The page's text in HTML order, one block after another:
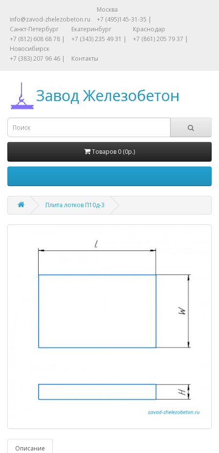
info@zavod-zhelezobeton.ru
Москва
+7 (495)145-31-35 |
Санкт-Петербург
+7 (812) 608 68 78 |
Екатеринбург
+7 (343) 235 49 31 |
Краснодар
+7 (861) 205 79 37 |
Новосибирск
+7 (383) 207 96 46 |
Контакты
Товаров 0 (0р.)
Плита лотков П10д-3
Описание